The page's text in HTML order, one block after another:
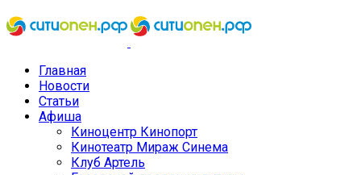
Главная
Новости
Статьи
Афиша
Киноцентр Кинопорт
Кинотеатр Мираж Синема
Клуб Артель